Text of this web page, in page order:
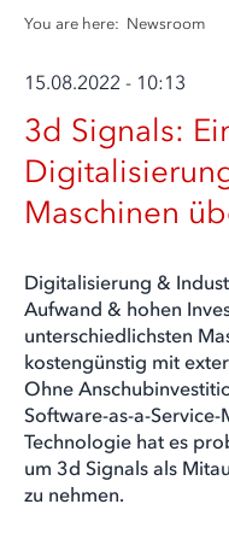
You are here: Newsroom
15.08.2022 - 10:13
3d Signals:
Maschinen
Digitalisierung &
Aufwand & hohen
unterschiedlichsten
kostengünstig mit
Ohne
Software-as-a-
Technologie hat es
um 3d Signals als
zu nehmen.